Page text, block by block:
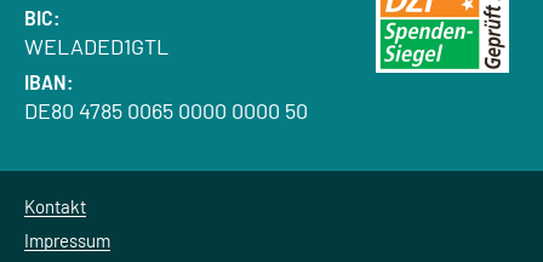
BIC:
WELADED1GTL
IBAN:
DE80 4785 0065 0000 0000 50
Kontakt
Impressum